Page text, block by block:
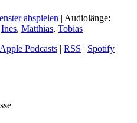
abspielen | Audiolänge:
Ines, Matthias, Tobias
Apple Podcasts | RSS | Spotify |